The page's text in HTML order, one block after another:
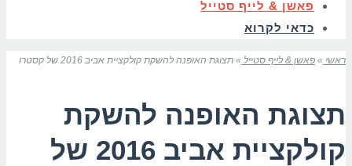
פאשן & לייף סטייל
כדאי לקרוא
ראשי » פאשן & לייף סטייל » תצוגת האופנה להשקת קולקציית אביב 2016 של קסטרו
תצוגת האופנה להשקת
קולקציית אביב 2016 של